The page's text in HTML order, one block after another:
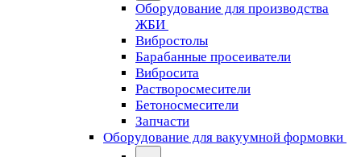
Оборудование для производства
ЖБИ
Вибростолы
Барабанные просеиватели
Вибросита
Растворосмесители
Бетоносмесители
Запчасти
Оборудование для вакуумной формовки